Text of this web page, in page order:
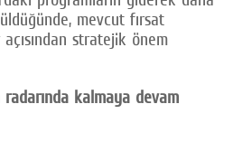
mevcut fırsat
açısından stratejik önem
radarında kalmaya devam